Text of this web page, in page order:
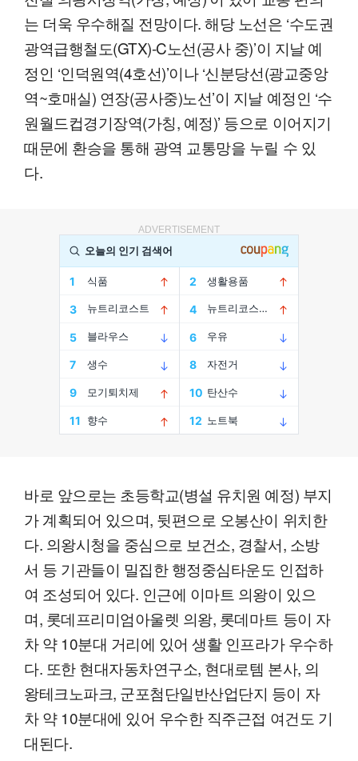
는 더욱 우수해질 전망이다. 해당 노선은 ‘수도권
광역급행철도(GTX)-C노선(공사 중)’이 지날 예
정인 ‘인덕원역(4호선)’이나 ‘신분당선(광교중앙
역~호매실) 연장(공사중)노선’이 지날 예정인 ‘수
원월드컵경기장역(가칭, 예정)’ 등으로 이어지기
때문에 환승을 통해 광역 교통망을 누릴 수 있
다.
ADVERTISEMENT
바로 앞으로는 초등학교(병설 유치원 예정) 부지
가 계획되어 있으며, 뒷편으로 오봉산이 위치한
다. 의왕시청을 중심으로 보건소, 경찰서, 소방
서 등 기관들이 밀집한 행정중심타운도 인접하
여 조성되어 있다. 인근에 이마트 의왕이 있으
며, 롯데프리미엄아울렛 의왕, 롯데마트 등이 자
차 약 10분대 거리에 있어 생활 인프라가 우수하
다. 또한 현대자동차연구소, 현대로템 본사, 의
왕테크노파크, 군포첨단일반산업단지 등이 자
차 약 10분대에 있어 우수한 직주근접 여건도 기
대된다.